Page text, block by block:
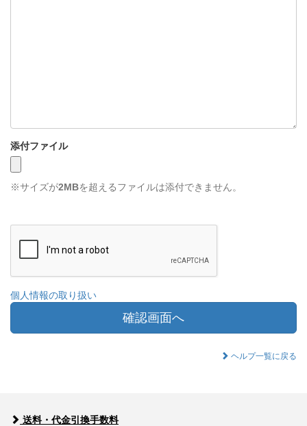
添付ファイル
※サイズが2MBを超えるファイルは添付できません。
個人情報の取り扱い
確認画面へ
ヘルプ一覧に戻る
送料・代金引換手数料